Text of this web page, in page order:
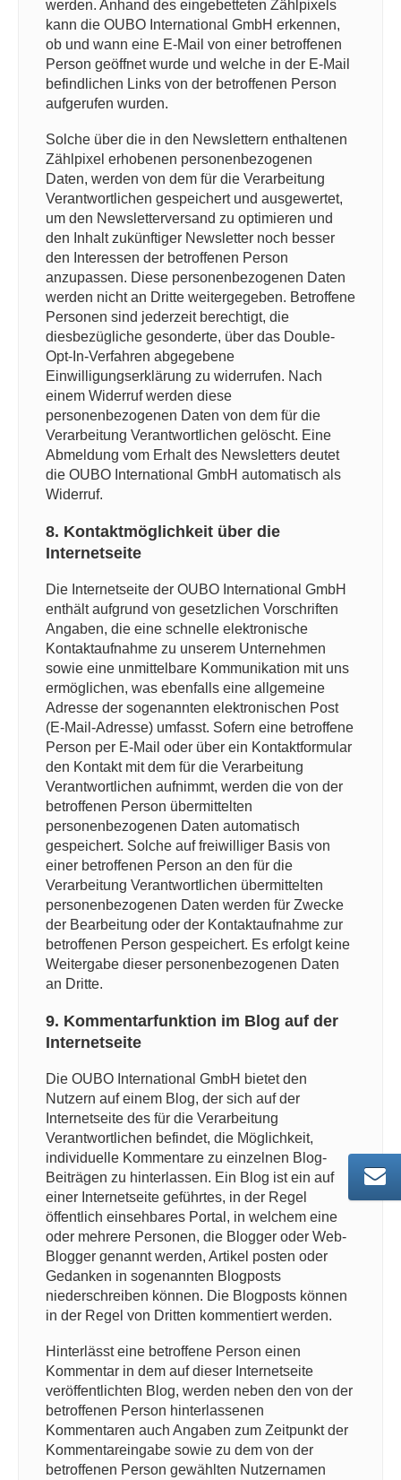
werden. Anhand des eingebetteten Zählpixels
kann die OUBO International GmbH erkennen,
ob und wann eine E-Mail von einer betroffenen
Person geöffnet wurde und welche in der E-Mail
befindlichen Links von der betroffenen Person
aufgerufen wurden.
Solche über die in den Newslettern enthaltenen
Zählpixel erhobenen personenbezogenen
Daten, werden von dem für die Verarbeitung
Verantwortlichen gespeichert und ausgewertet,
um den Newsletterversand zu optimieren und
den Inhalt zukünftiger Newsletter noch besser
den Interessen der betroffenen Person
anzupassen. Diese personenbezogenen Daten
werden nicht an Dritte weitergegeben. Betroffene
Personen sind jederzeit berechtigt, die
diesbezügliche gesonderte, über das Double-
Opt-In-Verfahren abgegebene
Einwilligungserklärung zu widerrufen. Nach
einem Widerruf werden diese
personenbezogenen Daten von dem für die
Verarbeitung Verantwortlichen gelöscht. Eine
Abmeldung vom Erhalt des Newsletters deutet
die OUBO International GmbH automatisch als
Widerruf.
8. Kontaktmöglichkeit über die
Internetseite
Die Internetseite der OUBO International GmbH
enthält aufgrund von gesetzlichen Vorschriften
Angaben, die eine schnelle elektronische
Kontaktaufnahme zu unserem Unternehmen
sowie eine unmittelbare Kommunikation mit uns
ermöglichen, was ebenfalls eine allgemeine
Adresse der sogenannten elektronischen Post
(E-Mail-Adresse) umfasst. Sofern eine betroffene
Person per E-Mail oder über ein Kontaktformular
den Kontakt mit dem für die Verarbeitung
Verantwortlichen aufnimmt, werden die von der
betroffenen Person übermittelten
personenbezogenen Daten automatisch
gespeichert. Solche auf freiwilliger Basis von
einer betroffenen Person an den für die
Verarbeitung Verantwortlichen übermittelten
personenbezogenen Daten werden für Zwecke
der Bearbeitung oder der Kontaktaufnahme zur
betroffenen Person gespeichert. Es erfolgt keine
Weitergabe dieser personenbezogenen Daten
an Dritte.
9. Kommentarfunktion im Blog auf der
Internetseite
Die OUBO International GmbH bietet den
Nutzern auf einem Blog, der sich auf der
Internetseite des für die Verarbeitung
Verantwortlichen befindet, die Möglichkeit,
individuelle Kommentare zu einzelnen Blog-
Beiträgen zu hinterlassen. Ein Blog ist ein auf
einer Internetseite geführtes, in der Regel
öffentlich einsehbares Portal, in welchem eine
oder mehrere Personen, die Blogger oder Web-
Blogger genannt werden, Artikel posten oder
Gedanken in sogenannten Blogposts
niederschreiben können. Die Blogposts können
in der Regel von Dritten kommentiert werden.
Hinterlässt eine betroffene Person einen
Kommentar in dem auf dieser Internetseite
veröffentlichten Blog, werden neben den von der
betroffenen Person hinterlassenen
Kommentaren auch Angaben zum Zeitpunkt der
Kommentareingabe sowie zu dem von der
betroffenen Person gewählten Nutzernamen